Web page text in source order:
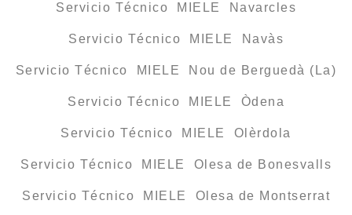
Servicio Técnico MIELE Navarcles
Servicio Técnico MIELE Navàs
Servicio Técnico MIELE Nou de Berguedà (La)
Servicio Técnico MIELE Òdena
Servicio Técnico MIELE Olèrdola
Servicio Técnico MIELE Olesa de Bonesvalls
Servicio Técnico MIELE Olesa de Montserrat